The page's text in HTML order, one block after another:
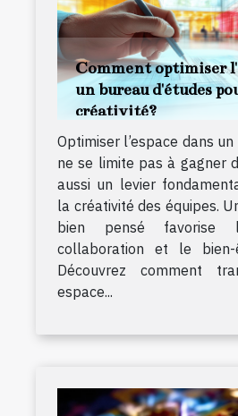
Comment optimiser
un bureau d'études
créativité?
Optimiser l’espace dans
ne se limite pas à gagner
aussi un levier
la créativité des équipes.
bien pensé favorise
collaboration et le
Découvrez comment
espace...